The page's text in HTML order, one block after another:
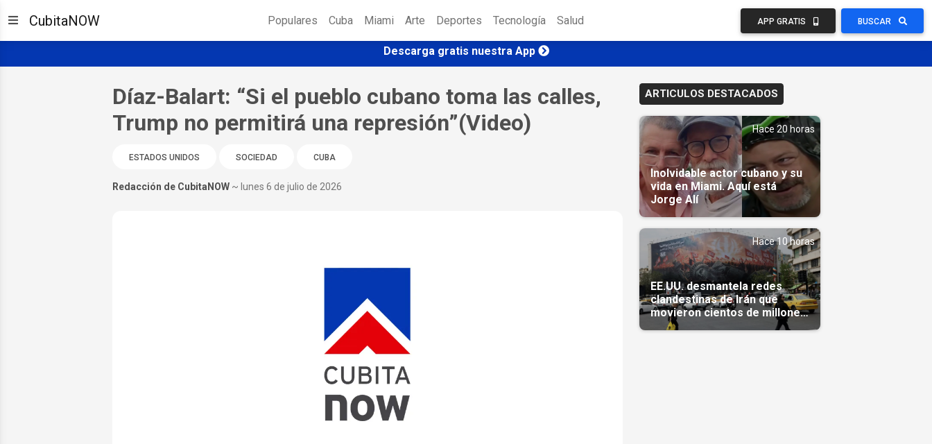
CubitaNOW Populares Cuba Miami Arte Deportes Tecnología Salud APP GRATIS BUSCAR
Descarga gratis nuestra App
Díaz-Balart: “Si el pueblo cubano toma las calles,
Trump no permitirá una represión”(Video)
ESTADOS UNIDOS SOCIEDAD CUBA
Redacción de CubitaNOW ~ lunes 6 de julio de 2026
ARTICULOS DESTACADOS
Hace 20 horas
Inolvidable actor cubano y su
vida en Miami. Aquí está
Jorge Alí
Hace 10 horas
EE.UU. desmantela redes
clandestinas de Irán que
movieron cientos de millones
de dólares